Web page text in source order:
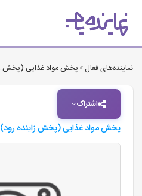
نماینده‌های فعال » پخش مواد غذایی (پخش
اشتراک
پخش مواد غذایی (پخش زاینده رود)